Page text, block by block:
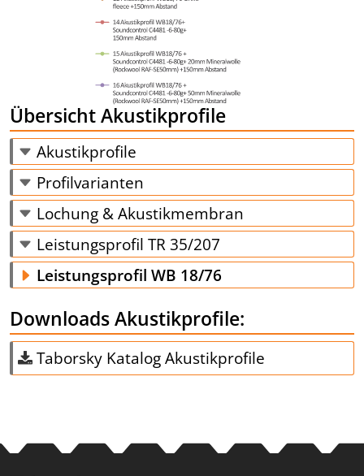
Übersicht Akustikprofile
Akustikprofile
Profilvarianten
Lochung & Akustikmembran
Leistungsprofil TR 35/207
Leistungsprofil WB 18/76
Downloads Akustikprofile:
Taborsky Katalog Akustikprofile